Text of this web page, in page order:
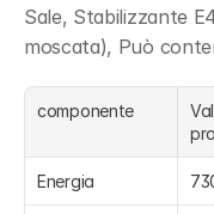
Sale, Stabilizzante
moscata), Può
componente
Energia